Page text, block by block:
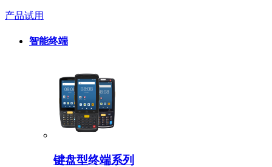
产品试用
智能终端
键盘型终端系列